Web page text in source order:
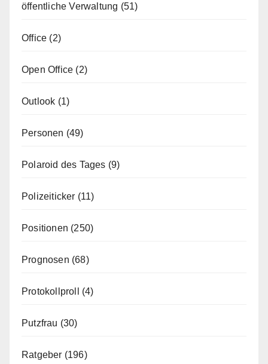
öffentliche Verwaltung (51)
Office (2)
Open Office (2)
Outlook (1)
Personen (49)
Polaroid des Tages (9)
Polizeiticker (11)
Positionen (250)
Prognosen (68)
Protokollproll (4)
Putzfrau (30)
Ratgeber (196)